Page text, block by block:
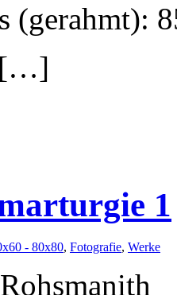
(gerahmt):
[…]
1
- 80x80, Fotografie, Werke